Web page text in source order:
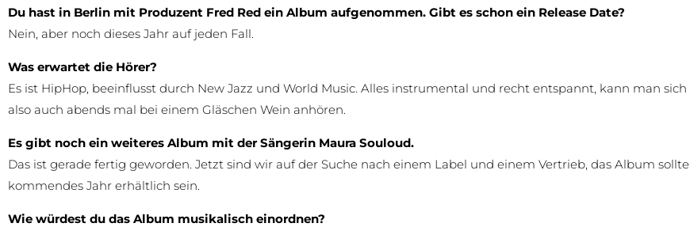
Du hast in Berlin mit Produzent Fred Red ein Album aufgenommen. Gibt es schon ein Release Date?
Nein, aber noch dieses Jahr auf jeden Fall.
Was erwartet die Hörer?
Es ist HipHop, beeinflusst durch New Jazz und World Music. Alles instrumental und recht entspannt, kann man sich
also auch abends mal bei einem Gläschen Wein anhören.
Es gibt noch ein weiteres Album mit der Sängerin Maura Souloud.
Das ist gerade fertig geworden. Jetzt sind wir auf der Suche nach einem Label und einem Vertrieb, das Album sollte
kommendes Jahr erhältlich sein.
Wie würdest du das Album musikalisch einordnen?